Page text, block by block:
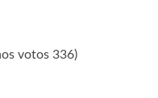
votos 336)